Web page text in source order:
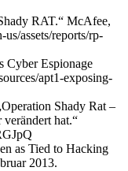
RAT.“ McAfee,
assets/reports/rp-
Cyber Espionage
apt1-exposing-
Shady Rat –
hat.“
as Tied to Hacking
2013.